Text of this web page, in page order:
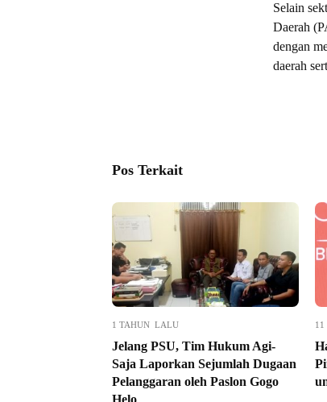
Selain
Daerah
dengan
daerah
Pos Terkait
1 TAHUN LALU
Jelang PSU, Tim Hukum Agi-
Saja Laporkan Sejumlah Dugaan
Pelanggaran oleh Paslon Gogo
Helo